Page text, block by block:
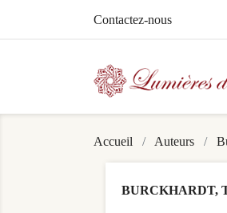
Contactez-nous
Accueil Auteurs
BURCKHARDT,